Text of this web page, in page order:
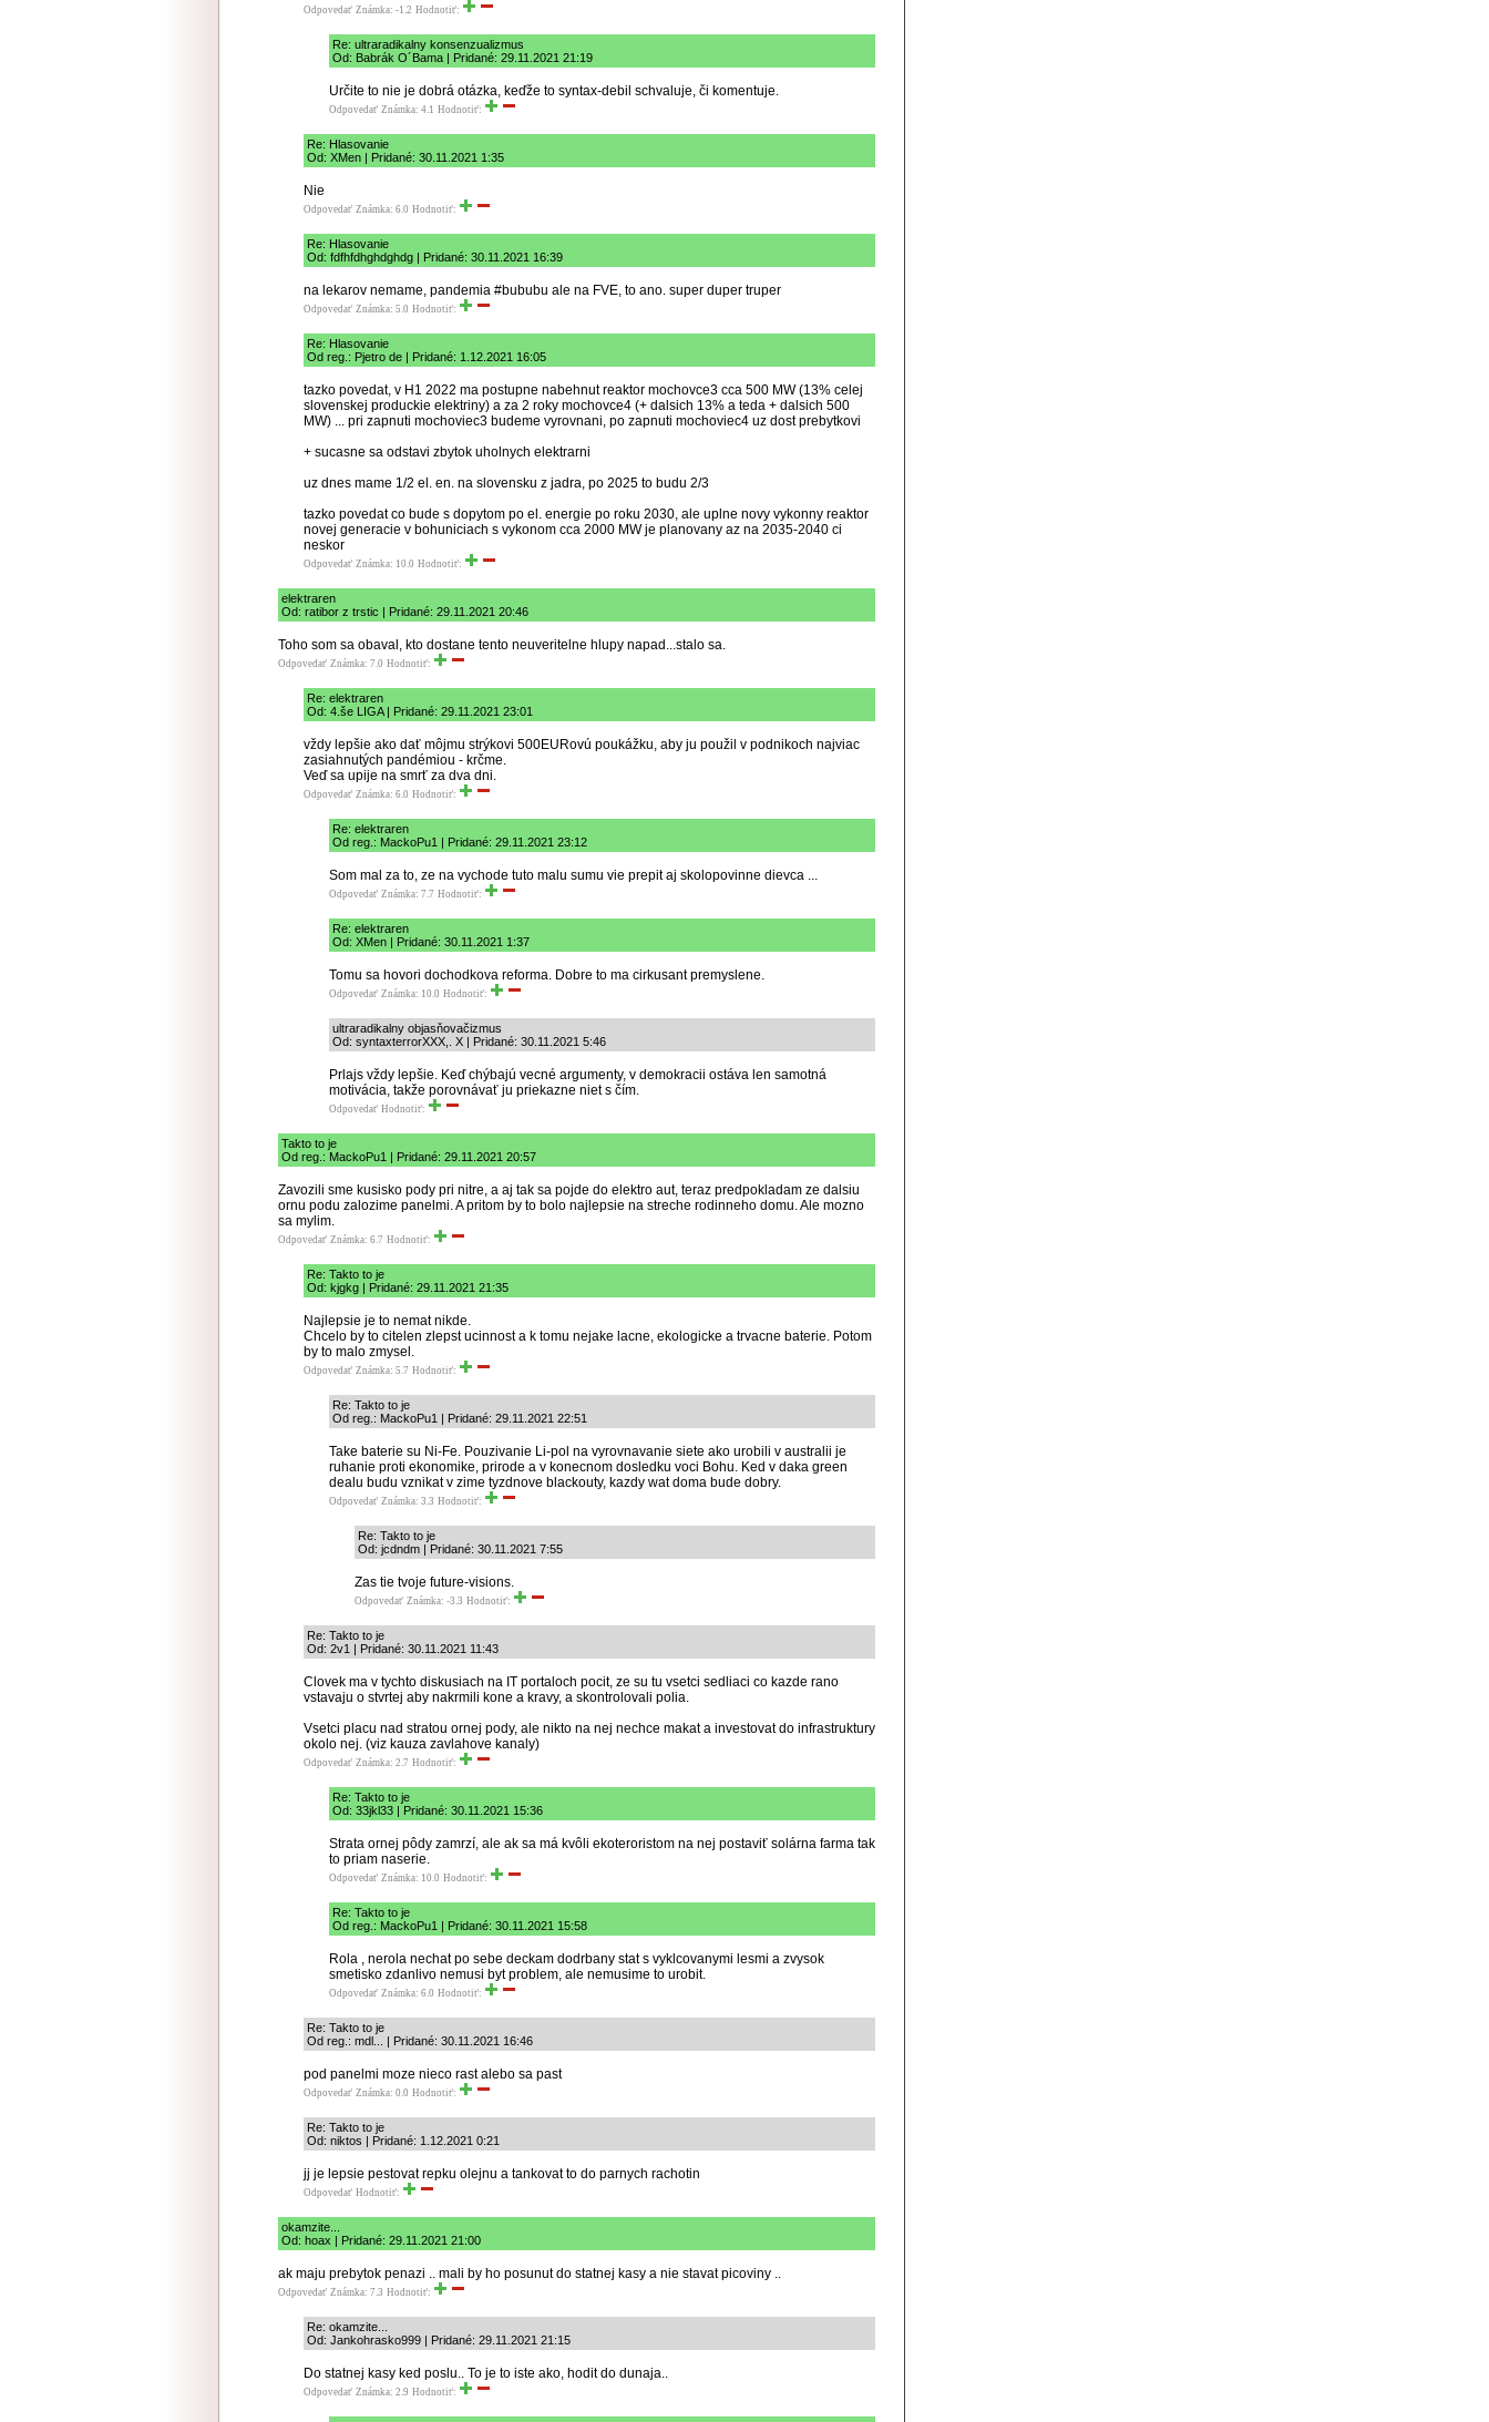
Odpovedať Známka: -1.2 Hodnotiť:
Re: ultraradikalny konsenzualizmus
Od: Babrák O´Bama | Pridané: 29.11.2021 21:19
Určite to nie je dobrá otázka, keďže to syntax-debil schvaluje, či komentuje.
Odpovedať Známka: 4.1 Hodnotiť:
Re: Hlasovanie
Od: XMen | Pridané: 30.11.2021 1:35
Nie
Odpovedať Známka: 6.0 Hodnotiť:
Re: Hlasovanie
Od: fdfhfdhghdghdg | Pridané: 30.11.2021 16:39
na lekarov nemame, pandemia #bububu ale na FVE, to ano. super duper truper
Odpovedať Známka: 5.0 Hodnotiť:
Re: Hlasovanie
Od reg.: Pjetro de | Pridané: 1.12.2021 16:05
tazko povedat, v H1 2022 ma postupne nabehnut reaktor mochovce3 cca 500 MW (13% celej
slovenskej produckie elektriny) a za 2 roky mochovce4 (+ dalsich 13% a teda + dalsich 500
MW) ... pri zapnuti mochoviec3 budeme vyrovnani, po zapnuti mochoviec4 uz dost prebytkovi
+ sucasne sa odstavi zbytok uholnych elektrarni
uz dnes mame 1/2 el. en. na slovensku z jadra, po 2025 to budu 2/3
tazko povedat co bude s dopytom po el. energie po roku 2030, ale uplne novy vykonny reaktor
novej generacie v bohuniciach s vykonom cca 2000 MW je planovany az na 2035-2040 ci
neskor
Odpovedať Známka: 10.0 Hodnotiť:
elektraren
Od: ratibor z trstic | Pridané: 29.11.2021 20:46
Toho som sa obaval, kto dostane tento neuveritelne hlupy napad...stalo sa.
Odpovedať Známka: 7.0 Hodnotiť:
Re: elektraren
Od: 4.še LIGA | Pridané: 29.11.2021 23:01
vždy lepšie ako dať môjmu strýkovi 500EURovú poukážku, aby ju použil v podnikoch najviac
zasiahnutých pandémiou - krčme.
Veď sa upije na smrť za dva dni.
Odpovedať Známka: 6.0 Hodnotiť:
Re: elektraren
Od reg.: MackoPu1 | Pridané: 29.11.2021 23:12
Som mal za to, ze na vychode tuto malu sumu vie prepit aj skolopovinne dievca ...
Odpovedať Známka: 7.7 Hodnotiť:
Re: elektraren
Od: XMen | Pridané: 30.11.2021 1:37
Tomu sa hovori dochodkova reforma. Dobre to ma cirkusant premyslene.
Odpovedať Známka: 10.0 Hodnotiť:
ultraradikalny objasňovačizmus
Od: syntaxterrorXXX,. X | Pridané: 30.11.2021 5:46
Prlajs vždy lepšie. Keď chýbajú vecné argumenty, v demokracii ostáva len samotná
motivácia, takže porovnávať ju priekazne niet s čím.
Odpovedať Hodnotiť:
Takto to je
Od reg.: MackoPu1 | Pridané: 29.11.2021 20:57
Zavozili sme kusisko pody pri nitre, a aj tak sa pojde do elektro aut, teraz predpokladam ze dalsiu
ornu podu zalozime panelmi. A pritom by to bolo najlepsie na streche rodinneho domu. Ale mozno
sa mylim.
Odpovedať Známka: 6.7 Hodnotiť:
Re: Takto to je
Od: kjgkg | Pridané: 29.11.2021 21:35
Najlepsie je to nemat nikde.
Chcelo by to citelen zlepst ucinnost a k tomu nejake lacne, ekologicke a trvacne baterie. Potom
by to malo zmysel.
Odpovedať Známka: 5.7 Hodnotiť:
Re: Takto to je
Od reg.: MackoPu1 | Pridané: 29.11.2021 22:51
Take baterie su Ni-Fe. Pouzivanie Li-pol na vyrovnavanie siete ako urobili v australii je
ruhanie proti ekonomike, prirode a v konecnom dosledku voci Bohu. Ked v daka green
dealu budu vznikat v zime tyzdnove blackouty, kazdy wat doma bude dobry.
Odpovedať Známka: 3.3 Hodnotiť:
Re: Takto to je
Od: jcdndm | Pridané: 30.11.2021 7:55
Zas tie tvoje future-visions.
Odpovedať Známka: -3.3 Hodnotiť:
Re: Takto to je
Od: 2v1 | Pridané: 30.11.2021 11:43
Clovek ma v tychto diskusiach na IT portaloch pocit, ze su tu vsetci sedliaci co kazde rano
vstavaju o stvrtej aby nakrmili kone a kravy, a skontrolovali polia.
Vsetci placu nad stratou ornej pody, ale nikto na nej nechce makat a investovat do infrastruktury
okolo nej. (viz kauza zavlahove kanaly)
Odpovedať Známka: 2.7 Hodnotiť:
Re: Takto to je
Od: 33jkl33 | Pridané: 30.11.2021 15:36
Strata ornej pôdy zamrzí, ale ak sa má kvôli ekoteroristom na nej postaviť solárna farma tak
to priam naserie.
Odpovedať Známka: 10.0 Hodnotiť:
Re: Takto to je
Od reg.: MackoPu1 | Pridané: 30.11.2021 15:58
Rola , nerola nechat po sebe deckam dodrbany stat s vyklcovanymi lesmi a zvysok
smetisko zdanlivo nemusi byt problem, ale nemusime to urobit.
Odpovedať Známka: 6.0 Hodnotiť:
Re: Takto to je
Od reg.: mdl... | Pridané: 30.11.2021 16:46
pod panelmi moze nieco rast alebo sa past
Odpovedať Známka: 0.0 Hodnotiť:
Re: Takto to je
Od: niktos | Pridané: 1.12.2021 0:21
jj je lepsie pestovat repku olejnu a tankovat to do parnych rachotin
Odpovedať Hodnotiť:
okamzite...
Od: hoax | Pridané: 29.11.2021 21:00
ak maju prebytok penazi .. mali by ho posunut do statnej kasy a nie stavat picoviny ..
Odpovedať Známka: 7.3 Hodnotiť:
Re: okamzite...
Od: Jankohrasko999 | Pridané: 29.11.2021 21:15
Do statnej kasy ked poslu.. To je to iste ako, hodit do dunaja..
Odpovedať Známka: 2.9 Hodnotiť: